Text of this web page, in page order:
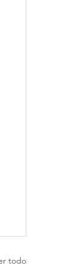
todo